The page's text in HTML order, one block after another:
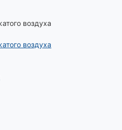
воздуха
воздуха